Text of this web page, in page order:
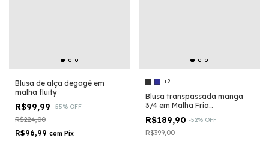
Blusa de alça degagê em
malha fluity
R$99,99 -55% OFF
R$224,00
R$96,99 com Pix
+2
Blusa transpassada manga
3/4 em Malha Fria
Tecnológica - Fluity®
R$189,90 -52% OFF
R$399,00